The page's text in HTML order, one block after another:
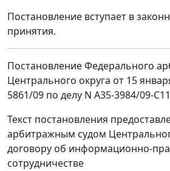
Постановление вступает в
принятия.
Постановление Федерального
Центрального округа от 15
5861/09 по делу N А35-3984/09-С11
Текст постановления
арбитражным судом
договору об информационно-
сотрудничестве